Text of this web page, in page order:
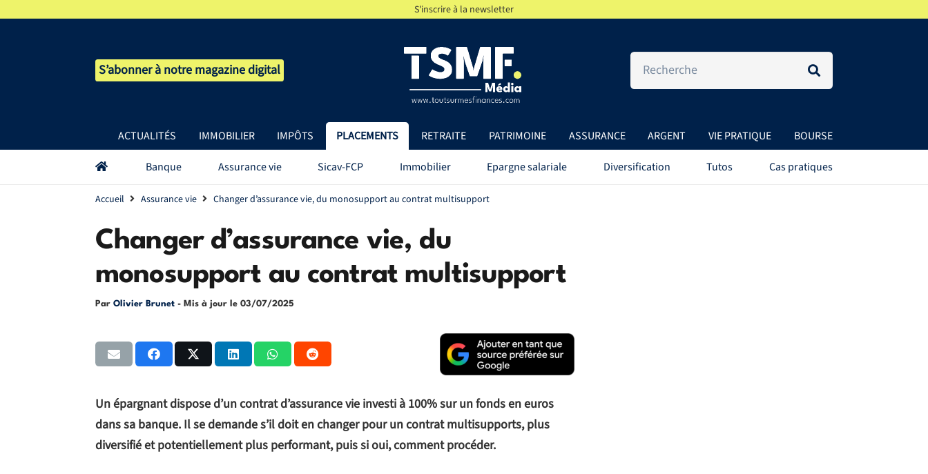
S'inscrire à la newsletter
S’abonner à notre magazine digital
ACTUALITÉS IMMOBILIER IMPÔTS PLACEMENTS RETRAITE PATRIMOINE ASSURANCE ARGENT VIE PRATIQUE BOURSE
Banque Assurance vie Sicav-FCP Immobilier Epargne salariale Diversification Tutos Cas pratiques
Accueil Assurance vie Changer d’assurance vie, du monosupport au contrat multisupport
Changer d’assurance vie, du
monosupport au contrat multisupport
Par Olivier Brunet - Mis à jour le 03/07/2025
Un épargnant dispose d’un contrat d’assurance vie investi à 100% sur un fonds en euros
dans sa banque. Il se demande s’il doit en changer pour un contrat multisupports, plus
diversifié et potentiellement plus performant, puis si oui, comment procéder.